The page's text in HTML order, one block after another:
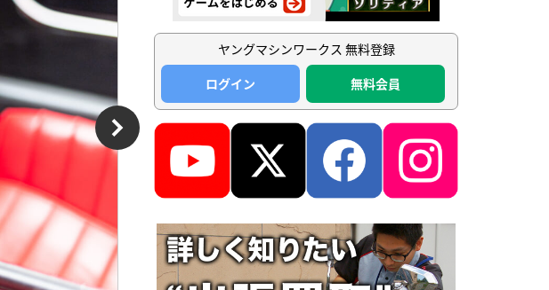
ヤングマシンワークス 無料登録
ログイン
無料会員